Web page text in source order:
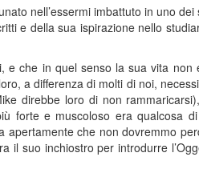
nell’essermi imbattuto in uno
e della sua ispirazione nello
che in quel senso la sua vita
a differenza di molti di noi,
direbbe loro di non
forte e muscoloso era qualcosa
che non dovremmo
suo inchiostro per introdurre